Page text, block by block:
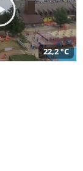
22,2 °C